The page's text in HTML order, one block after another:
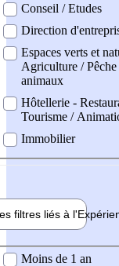
Conseil / Etudes
Direction
Espaces verts et
Agriculture /
animaux
Hôtellerie -
Tourisme /
Immobilier
filtres liés à l'
demandée
Moins de 1 an